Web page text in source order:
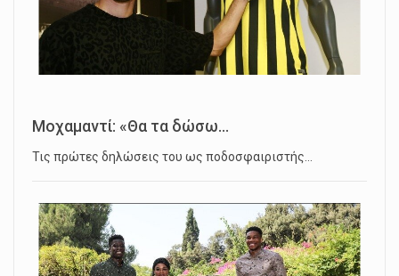
Μοχαμαντί: «Θα τα δώσω...
Τις πρώτες δηλώσεις του ως ποδοσφαιριστής…